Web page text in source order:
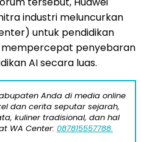
industri meluncurkan
untuk pendidikan
mempercepat penyebaran
AI secara luas.
Anda di media online
dan cerita seputar sejarah,
kuliner tradisional, dan hal
WA Center: 087815557788.